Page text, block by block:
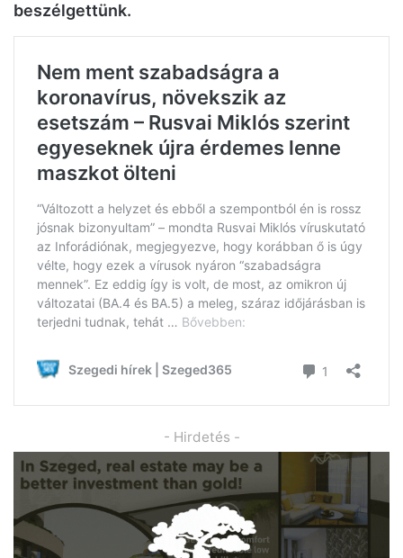
beszélgettünk.
- Hirdetés -